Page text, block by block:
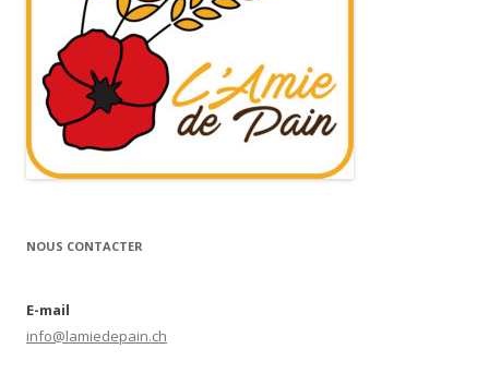
NOUS CONTACTER
E-mail
info@lamiedepain.ch